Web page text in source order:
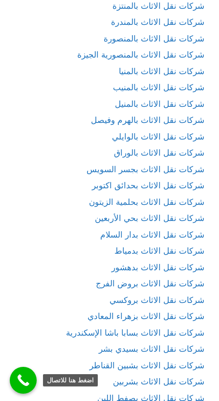
شركات نقل الاثاث بالمنتزة
شركات نقل الاثاث بالمندرة
شركات نقل الاثاث بالمنصورة
شركات نقل الاثاث بالمنصورية الجيزة
شركات نقل الاثاث بالمنيا
شركات نقل الاثاث بالمنيب
شركات نقل الاثاث بالمنيل
شركات نقل الاثاث بالهرم وفيصل
شركات نقل الاثاث بالوايلي
شركات نقل الاثاث بالوراق
شركات نقل الاثاث بجسر السويس
شركات نقل الاثاث بحدائق اكتوبر
شركات نقل الاثاث بحلمية الزيتون
شركات نقل الاثاث بحي الأربعين
شركات نقل الاثاث بدار السلام
شركات نقل الاثاث بدمياط
شركات نقل الاثاث بدهشور
شركات نقل الاثاث بروض الفرج
شركات نقل الاثاث بروكسي
شركات نقل الاثاث بزهراء المعادي
شركات نقل الاثاث بسابا باشا الإسكندرية
شركات نقل الاثاث بسيدي بشر
شركات نقل الاثاث بشبين القناطر
شركات نقل الاثاث بشربين
شركات نقل الاثاث بصفط اللبن
اضغط هنا للاتصال